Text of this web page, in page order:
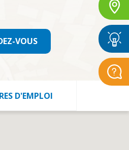
VOUS
D'EMPLOI